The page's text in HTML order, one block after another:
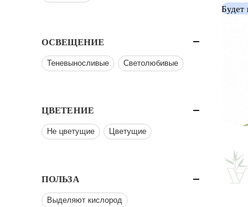
Будет
ОСВЕЩЕНИЕ
Теневыносливые Светолюбивые
ЦВЕТЕНИЕ
Не цветущие Цветущие
ПОЛЬЗА
Выделяют кислород